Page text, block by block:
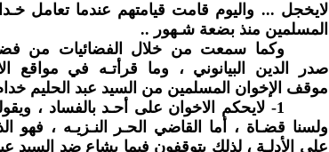
لايخجل ... واليوم قامت قيامتهم عندما تعامل
المسلمين منذ بضعة شـهور ..
وكما سمعت من خلال الفضائيات من
صدر الدين البيانوني ، وما قرأتـه في مواقع
موقف الإخوان المسلمين من السيد عبد الحليم
1-
لايحكم الاخوان على أحـد بالفساد ،
ولسنا قضـاة ، أما القاضي الحـر النـزيـه ، فهو
على الأدلـة ، لذلك يتوقفون فيما يشاع ضد السيد